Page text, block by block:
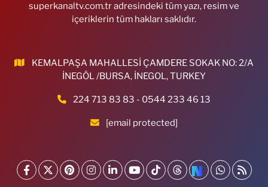
superkanaltv.com.tr adresindeki tüm yazı, resim ve
içeriklerin tüm hakları saklıdır.
KEMALPAŞA MAHALLESİ ÇAMDERE SOKAK NO: 2/A
İNEGÖL /BURSA, İNEGOL, TURKEY
224 713 83 83 - 0544 233 46 13
[email protected]